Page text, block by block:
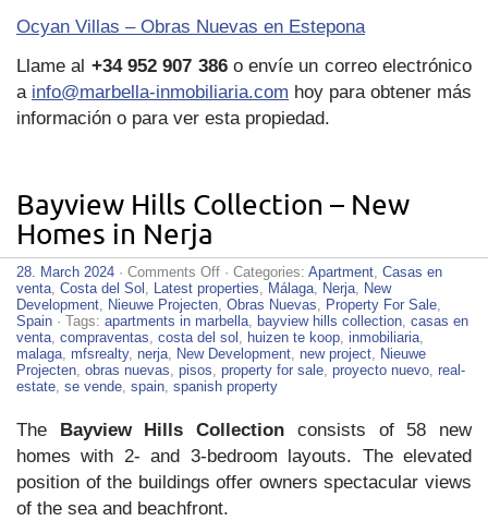
Ocyan Villas – Obras Nuevas en Estepona
Llame al +34 952 907 386o envíe un correo electrónico
a info@marbella-inmobiliaria.com hoy para obtener más
información o para ver esta propiedad.
Bayview Hills Collection – New
Homes in Nerja
28. March 2024 · Comments Offon
Bayview
Hills
Collection
–
New
Homes
in
· Categories: Apartment, Casas en
venta, Costa del Sol , Latest properties, Málaga, Nerja, New
Development, Nieuwe Projecten, Obras Nuevas, Property For Sale,
Spain · Tags: apartments in marbella, bayview hills collection, casas en
venta, compraventas, costa del sol , huizen te koop, inmobiliaria,
malaga, mfsrealty, nerja, New Development, new project, Nieuwe
Projecten, obras nuevas, pisos, property for sale, proyecto nuevo, real-
estate, se vende, spain, spanish property
The Bayview Hills Collection consists of 58 new
homes with 2- and 3-bedroom layouts. The elevated
position of the buildings offer owners spectacular views
of the sea and beachfront.